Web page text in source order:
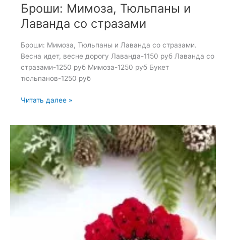
Броши: Мимоза, Тюльпаны и
Лаванда со стразами
Броши: Мимоза, Тюльпаны и Лаванда со стразами.
Весна идет, весне дорогу Лаванда-1150 руб Лаванда со
стразами-1250 руб Мимоза-1250 руб Букет
тюльпанов-1250 руб
Броши:
и
Лаванда
со
стразами
Читать далее »